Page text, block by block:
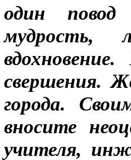
один
мудрость,
свершения.
города.
вносите
учителя,